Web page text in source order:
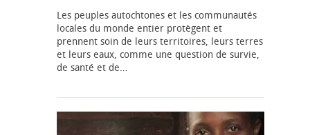
Les peuples autochtones et les communautés
locales du monde entier protègent et
prennent soin de leurs territoires, leurs terres
et leurs eaux, comme une question de survie,
de santé et de…